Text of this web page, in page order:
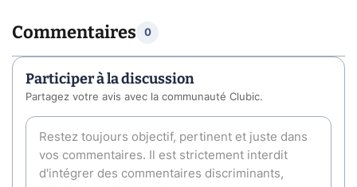
Commentaires 0
Participer à la discussion
Partagez votre avis avec la communauté Clubic.